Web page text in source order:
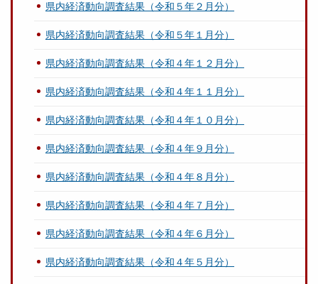
県内経済動向調査結果（令和５年２月分）
県内経済動向調査結果（令和５年１月分）
県内経済動向調査結果（令和４年１２月分）
県内経済動向調査結果（令和４年１１月分）
県内経済動向調査結果（令和４年１０月分）
県内経済動向調査結果（令和４年９月分）
県内経済動向調査結果（令和４年８月分）
県内経済動向調査結果（令和４年７月分）
県内経済動向調査結果（令和４年６月分）
県内経済動向調査結果（令和４年５月分）